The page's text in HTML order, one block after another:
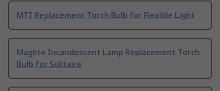
MTI Replacement Torch Bulb for Flexible Light
Maglite Incandescent Lamp Replacement Torch
Bulb for Solitaire